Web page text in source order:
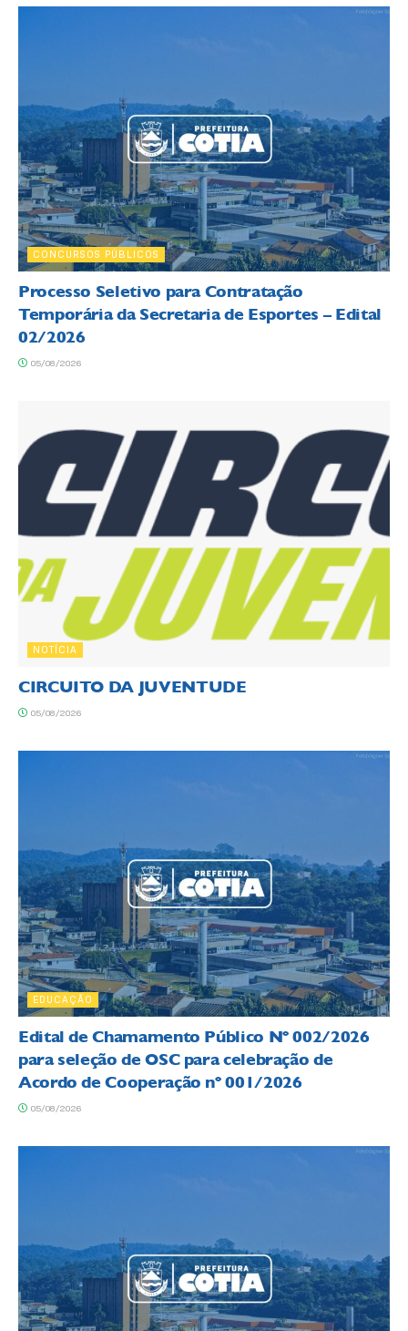
CONCURSOS PÚBLICOS
Processo Seletivo para Contratação
Temporária da Secretaria de Esportes – Edital
02/2026
05/08/2026
NOTÍCIA
CIRCUITO DA JUVENTUDE
05/08/2026
EDUCAÇÃO
Edital de Chamamento Público Nº 002/2026
para seleção de OSC para celebração de
Acordo de Cooperação nº 001/2026
05/08/2026